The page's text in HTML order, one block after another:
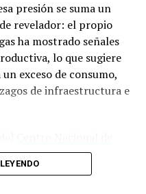
puntos de
ha señalado que el
Estados Unidos a
tiene como destino
Durango y Zacatecas.
se suma a un
presión se suma un
revelador: el propio
ha mostrado señales
lo que sugiere
exceso de consumo,
de infraestructura e
distintos reportes del
megawatts (MW) de